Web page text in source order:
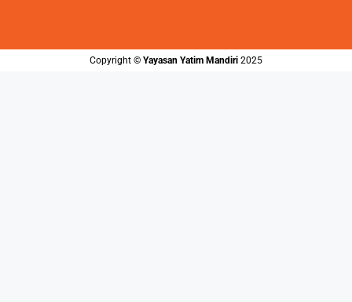
Copyright ©️ Yayasan Yatim Mandiri 2025